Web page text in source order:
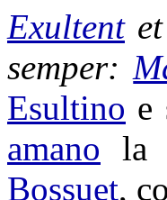
Exultentet
semper:
Esultino e
amano la
Bossuet,